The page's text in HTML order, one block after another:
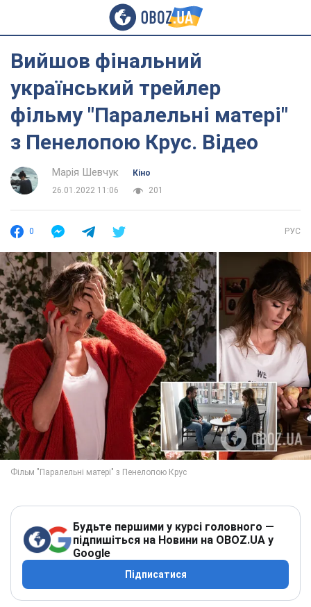
Вийшов фінальний
український трейлер
фільму "Паралельні матері"
з Пенелопою Крус. Відео
Марія Шевчук
Кіно
26.01.2022 11:06
201
0 РУС
Будьте першими у курсі головного —
підпишіться на Новини на OBOZ.UA у
Google
Підписатися